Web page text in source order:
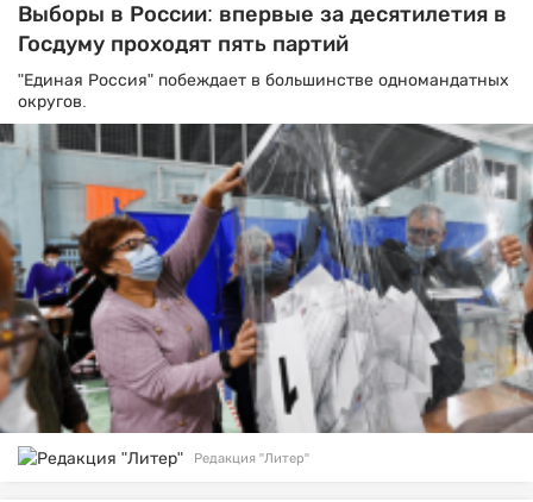
Выборы в России: впервые за десятилетия в
Госдуму проходят пять партий
"Единая Россия" побеждает в большинстве одномандатных
округов.
Редакция "Литер"